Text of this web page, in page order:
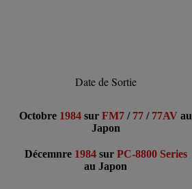
Date de Sortie
Octobre 1984 surFM7 / 77 / 77AV au
Japon
Décemnre 1984sur PC-8800 Series
au Japon